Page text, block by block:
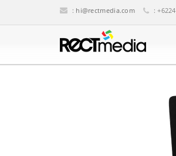
: hi@rectmedia.com :